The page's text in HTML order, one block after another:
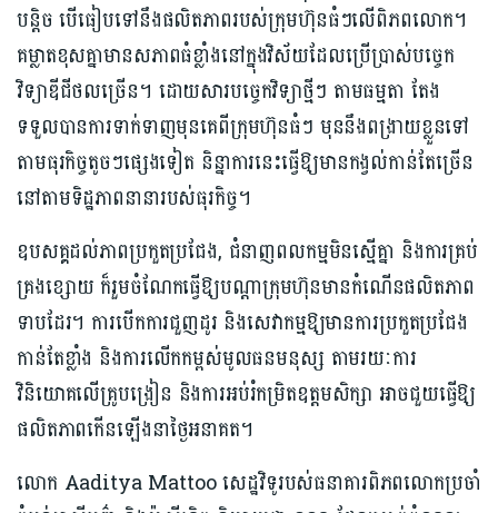
បន្តិច បើ​ធៀបទៅនឹង​ផលិតភាព​របស់​ក្រុម​ហ៊ុន​ធំៗ​លើពិភព​លោក។
គម្លាតខុសគ្នាមានសភាពធំខ្លាំងនៅ​ក្នុង​វិស័យ​ដែល​ប្រើ​ប្រាស់​បច្ចេក​
វិទ្យា​ឌីជីថល​ច្រើន។ ដោយសា​រ​បច្ចេកវិទ្យា​ថ្មី​ៗ តាម​ធម្ម​តា តែង​​
ទទួល​បាន​ការ​ទាក់​ទាញ​មុន​គេ​ពីក្រុម​ហ៊ុន​ធំៗ មុន​នឹង​ពង្រាយ​ខ្លួន​ទៅ​
តាម​ធុរកិច្ច​តូច​ៗ​ផ្សេង​ទៀត ​និន្នាការ​នេះធ្វើ​ឱ្យ​មាន​កង្វល់​កាន់​តែ​ច្រើន​
នៅ​តាម​ទិដ្ឋភាព​នានា​របស់​ធុរកិច្ច។
ឧបសគ្គ​ដល់ភាពប្រកួតប្រជែង, ជំនាញពលកម្ម​មិនស្មើគ្នា និងការគ្រប់
គ្រងខ្សោយ ក៏​រួមចំណែក​ធ្វើ​ឱ្យ​បណ្តា​ក្រុមហ៊ុនមាន​កំណើន​ផលិតភាព​
ទាប​ដែរ។ ការបើកការ​ជួញ​ដូរ​ និងសេវាកម្មឱ្យមាន​​ការប្រកួតប្រជែង
កាន់តែខ្លាំង និងការលើកកម្ពស់មូល​ធន​មនុស្ស តាម​រយៈ​ការ
វិនិយោគលើគ្រូបង្រៀន និងការអប់រំកម្រិតឧត្តមសិក្សា អាចជួយធ្វើ​ឱ្យ​
ផលិតភាពកើនឡើង​នា​ថ្ងៃអនាគត។
លោក Aaditya Mattoo ​សេដ្ឋវិទូរបស់ធនាគារពិភពលោកប្រចាំ